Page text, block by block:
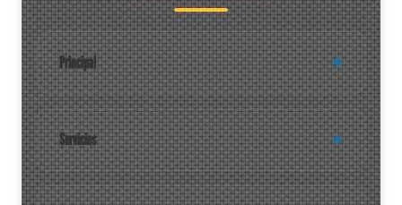
Principal
Servicios